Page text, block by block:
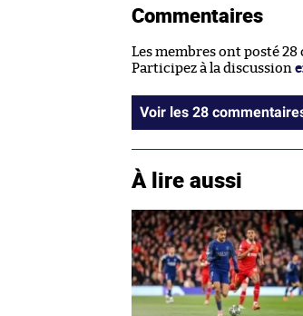
Commentaires
Les membres ont posté
Participez à la discussion
Voir les 28
À lire aussi